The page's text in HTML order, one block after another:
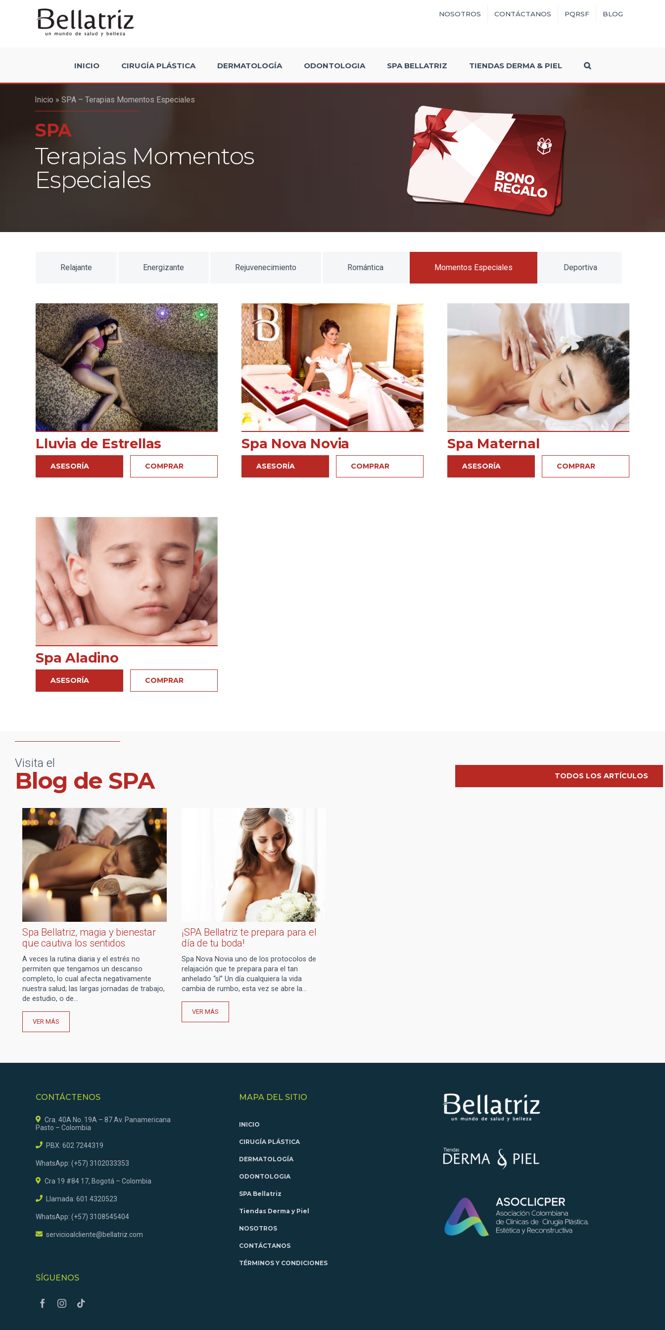
NOSOTROS CONTÁCTANOS PQRSF BLOG
INICIO CIRUGÍA PLÁSTICA DERMATOLOGÍA ODONTOLOGIA SPA BELLATRIZ TIENDAS DERMA & PIEL
Inicio »SPA – Terapias Momentos Especiales
SPA
Terapias Momentos
Especiales
Relajante Energizante Rejuvenecimiento Romántica Momentos Especiales Deportiva
Lluvia de Estrellas
ASESORÍA COMPRAR
Spa Nova Novia
ASESORÍA COMPRAR
Spa Maternal
ASESORÍA COMPRAR
Spa Aladino
ASESORÍA COMPRAR
Visita el
Blog de SPA TODOS LOS ARTÍCULOS
Spa Bellatriz, magia y bienestar
que cautiva los sentidos
A veces la rutina diaria y el estrés no
permiten que tengamos un descanso
completo, lo cual afecta negativamente
nuestra salud; las largas jornadas de trabajo,
de estudio, o de…
VER MÁS
¡SPA Bellatriz te prepara para el
día de tu boda!
Spa Nova Novia uno de los protocolos de
relajación que te prepara para el tan
anhelado “sí” Un día cualquiera la vida
cambia de rumbo, esta vez se abre la…
VER MÁS
CONTÁCTENOS
Cra. 40A No. 19A – 87 Av. Panamericana
Pasto – Colombia
PBX: 602 7244319
WhatsApp: (+57) 3102033353
Cra 19 #84 17, Bogotá – Colombia
Llamada: 601 4320523
WhatsApp: (+57) 3108545404
servicioalcliente@bellatriz.com
SÍGUENOS
MAPA DEL SITIO
INICIO
CIRUGÍA PLÁSTICA
DERMATOLOGÍA
ODONTOLOGIA
SPA Bellatriz
Tiendas Derma y Piel
NOSOTROS
CONTÁCTANOS
TÉRMINOS Y CONDICIONES